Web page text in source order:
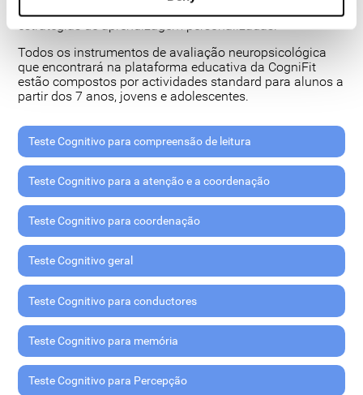
adequadamente o seu rendimento escolar e desenvolver
estratégias de aprendizagem personalizadas.
Todos os instrumentos de avaliação neuropsicológica
que encontrará na plataforma educativa da CogniFit
estão compostos por actividades standard para alunos a
partir dos 7 anos, jovens e adolescentes.
Teste Cognitivo para compreensão de leitura
Teste Cognitivo para a atenção e a coordenação
Teste Cognitivo para coordenação
Teste Cognitivo geral
Teste Cognitivo para conductores
Teste Cognitivo para memória
Teste Cognitivo para Percepção